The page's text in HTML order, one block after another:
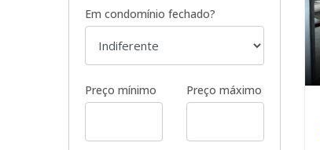
Em condomínio fechado?
Preço mínimo Preço máximo